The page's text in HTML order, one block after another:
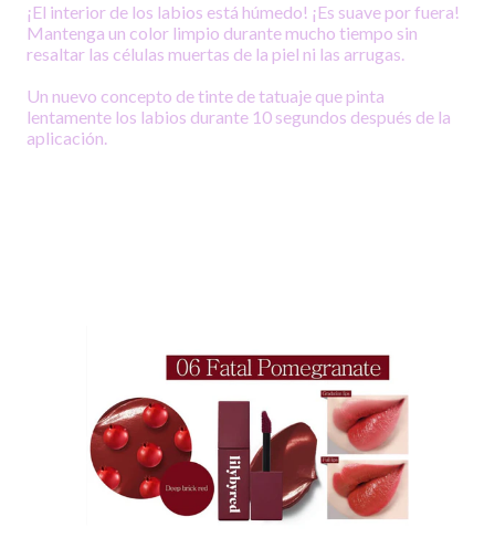
¡El interior de los labios está húmedo! ¡Es suave por fuera!
Mantenga un color limpio durante mucho tiempo sin
resaltar las células muertas de la piel ni las arrugas.
Un nuevo concepto de tinte de tatuaje que pinta
lentamente los labios durante 10 segundos después de la
aplicación.